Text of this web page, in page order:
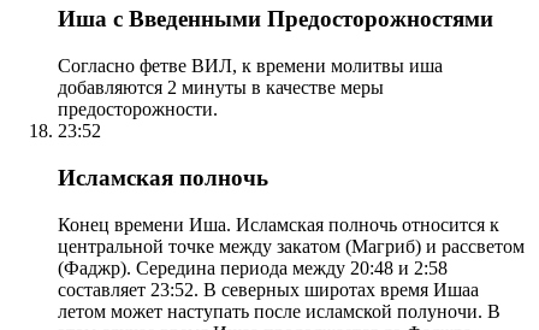
Иша с Введенными Предосторожностями
Согласно фетве ВИЛ, к времени молитвы иша
добавляются 2 минуты в качестве меры
предосторожности.
23:52
Исламская полночь
Конец времени Иша. Исламская полночь относится к
центральной точке между закатом (Магриб) и рассветом
(Фаджр). Середина периода между 20:48 и 2:58
составляет 23:52. В северных широтах время Ишаа
летом может наступать после исламской полуночи. В